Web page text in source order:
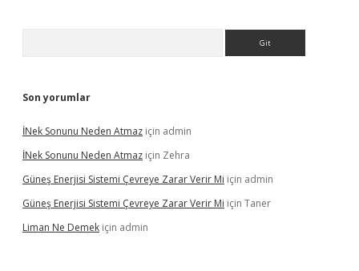
Son yorumlar
İNek Sonunu Neden Atmaz için admin
İNek Sonunu Neden Atmaz için Zehra
Güneş Enerjisi Sistemi Çevreye Zarar Verir Mi için admin
Güneş Enerjisi Sistemi Çevreye Zarar Verir Mi için Taner
Liman Ne Demek için admin